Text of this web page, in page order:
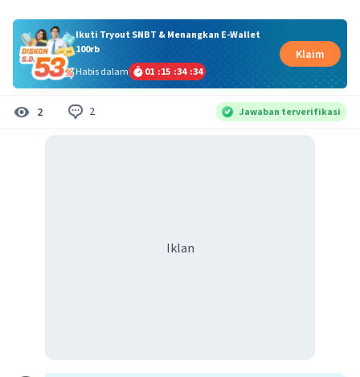
Ikuti Tryout SNBT & Menangkan E-Wallet
100rb
Habis dalam
01 :15 :34 :34
Klaim
2 2 Jawaban terverifikasi
Iklan